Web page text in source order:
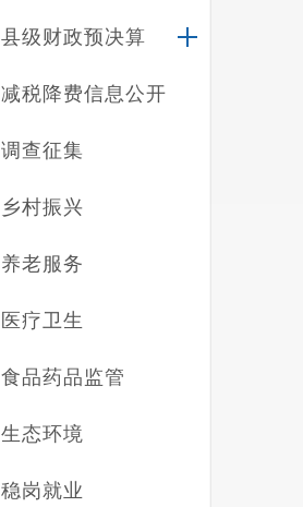
县级财政预决算
减税降费信息公开
调查征集
乡村振兴
养老服务
医疗卫生
食品药品监管
生态环境
稳岗就业